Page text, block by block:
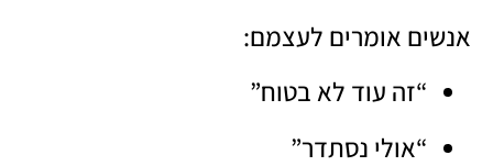
אנשים אומרים לעצמם:
“זה עוד לא בטוח”
“אולי נסתדר”